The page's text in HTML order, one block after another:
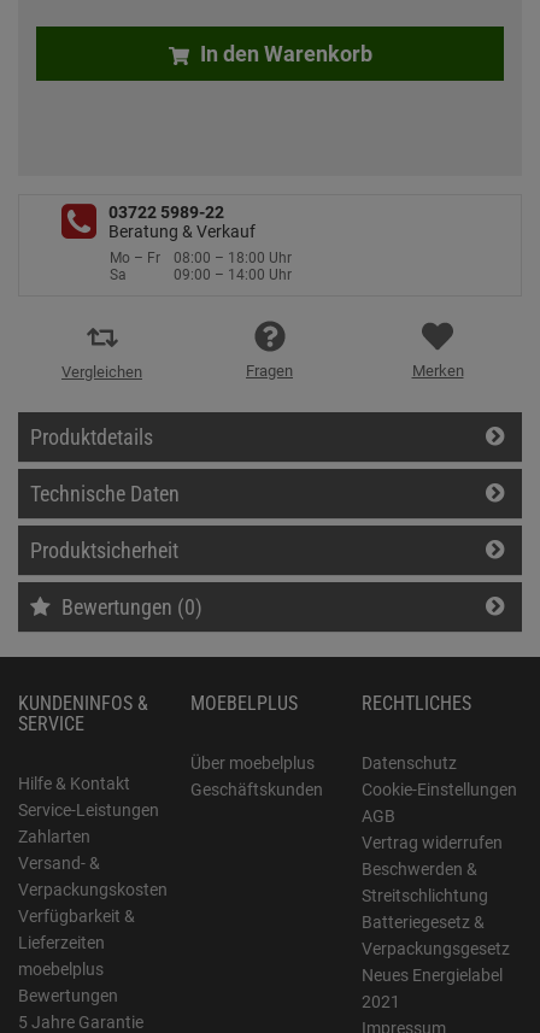
In den Warenkorb
03722 5989-22
Beratung & Verkauf
Mo – Fr
08:00 – 18:00 Uhr
Sa
09:00 – 14:00 Uhr
Vergleichen Fragen Merken
Produktdetails
Technische Daten
Produktsicherheit
Bewertungen (0)
KUNDENINFOS &
SERVICE
Hilfe & Kontakt
Service-Leistungen
Zahlarten
Versand- &
Verpackungskosten
Verfügbarkeit &
Lieferzeiten
moebelplus
Bewertungen
5 Jahre Garantie
MOEBELPLUS
Über moebelplus
Geschäftskunden
RECHTLICHES
Datenschutz
Cookie-Einstellungen
AGB
Vertrag widerrufen
Beschwerden &
Streitschlichtung
Batteriegesetz &
Verpackungsgesetz
Neues Energielabel
2021
Impressum